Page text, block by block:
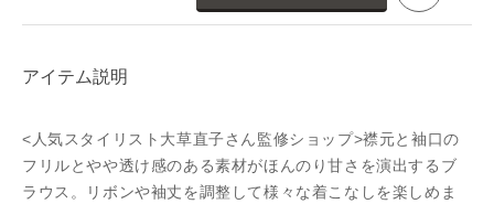
アイテム説明
<人気スタイリスト大草直子さん監修ショップ>襟元と袖口の
フリルとやや透け感のある素材がほんのり甘さを演出するブ
ラウス。リボンや袖丈を調整して様々な着こなしを楽しめま